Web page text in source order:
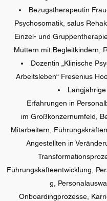
Bezugstherapeutin
Psychosomatik, salus
Einzel- und
Müttern mit Begleitkindern,
Dozentin „Klinische
Arbeitsleben“ Fresenius
Langjährige
Erfahrungen in
im Großkonzernumfeld,
Mitarbeitern,
Angestellten in
Führungskäfteentwicklung,
g,
Onboardingprozesse,